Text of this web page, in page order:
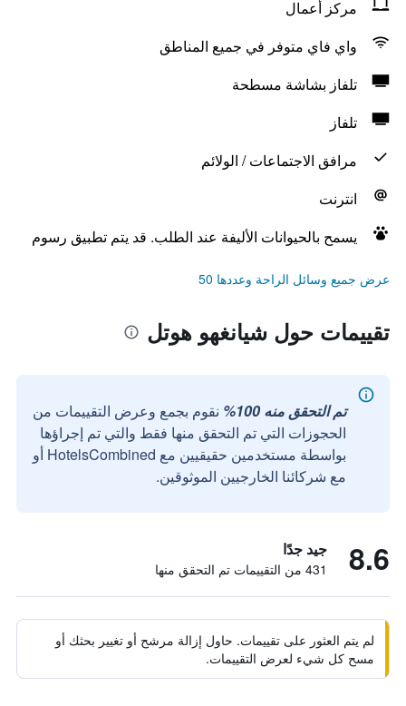
مركز أعمال
واي فاي متوفر في جميع المناطق
تلفاز بشاشة مسطحة
تلفاز
مرافق الاجتماعات / الولائم
انترنت
يسمح بالحيوانات الأليفة عند الطلب. قد يتم تطبيق رسوم
عرض جميع وسائل الراحة وعددها 50
تقييمات حول شيانغهو هوتل
تم التحقق منه 100%
نقوم بجمع وعرض التقييمات من
الحجوزات التي تم التحقق منها فقط والتي تم إجراؤها
بواسطة مستخدمين حقيقيين مع HotelsCombined أو
مع شركائنا الخارجيين الموثوقين.
8.6 جيد جدًا
431 من التقييمات تم التحقق منها
لم يتم العثور على تقييمات. حاول إزالة مرشح أو تغيير بحثك أو
مسح كل شيء لعرض التقييمات.